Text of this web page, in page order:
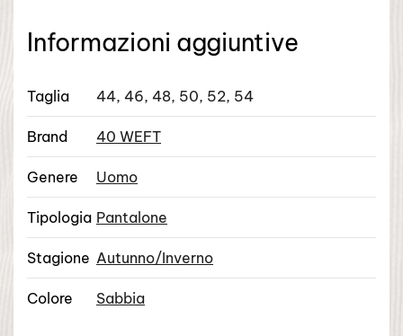
SABBIA
quantità
Informazioni aggiuntive
Taglia 44, 46, 48, 50, 52, 54
Brand 40 WEFT
Genere Uomo
Tipologia Pantalone
Stagione Autunno/Inverno
Colore Sabbia